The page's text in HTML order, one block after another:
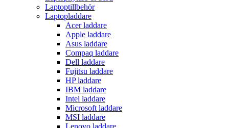
Laptoptillbehör
Laptopladdare
Acer laddare
Apple laddare
Asus laddare
Compaq laddare
Dell laddare
Fujitsu laddare
HP laddare
IBM laddare
Intel laddare
Microsoft laddare
MSI laddare
Lenovo laddare